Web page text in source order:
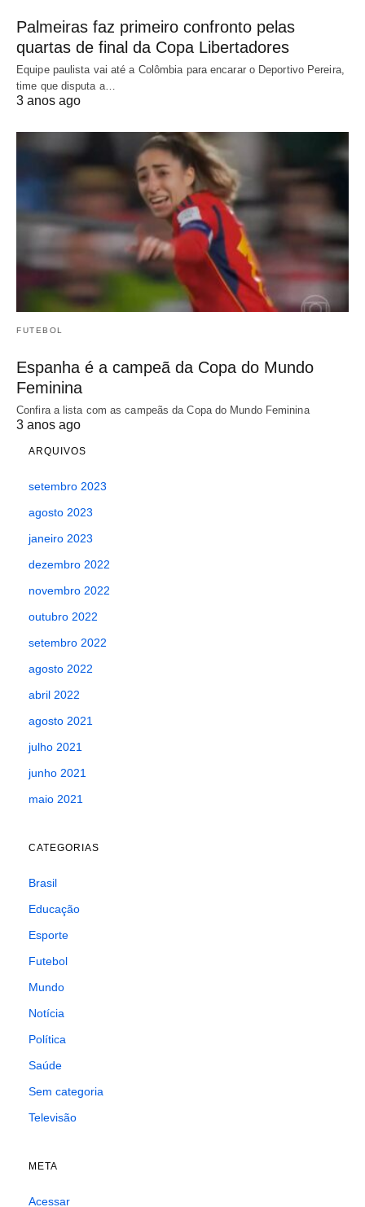
Palmeiras faz primeiro confronto pelas
quartas de final da Copa Libertadores
Equipe paulista vai até a Colômbia para encarar o Deportivo Pereira,
time que disputa a…
3 anos ago
FUTEBOL
Espanha é a campeã da Copa do Mundo
Feminina
Confira a lista com as campeãs da Copa do Mundo Feminina
3 anos ago
ARQUIVOS
setembro 2023
agosto 2023
janeiro 2023
dezembro 2022
novembro 2022
outubro 2022
setembro 2022
agosto 2022
abril 2022
agosto 2021
julho 2021
junho 2021
maio 2021
CATEGORIAS
Brasil
Educação
Esporte
Futebol
Mundo
Notícia
Política
Saúde
Sem categoria
Televisão
META
Acessar